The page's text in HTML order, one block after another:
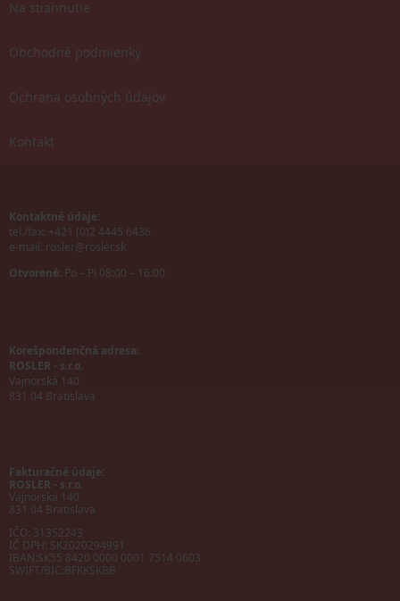
Na stiahnutie
Obchodné podmienky
Ochrana osobných údajov
Kontakt
Kontaktné údaje:
tel./fax: +421 (0)2 4445 6436
e-mail: rosler@rosler.sk
Otvorené: Po – Pi 08:00 – 16:00
Korešpondenčná adresa:
ROSLER - s.r.o.
Vajnorská 140
831 04 Bratislava
Fakturačné údaje:
ROSLER - s.r.o.
Vajnorská 140
831 04 Bratislava
IČO: 31352243
IČ DPH: SK2020294991
IBAN:SK55 8420 0000 0001 7514 0603
SWIFT/BIC:BFKKSKBB